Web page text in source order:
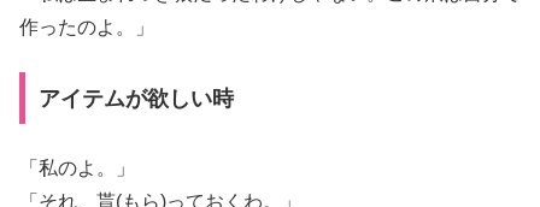
作ったのよ。」
アイテムが欲しい時
「私のよ。」
「それ、貰(もら)っておくわ。」